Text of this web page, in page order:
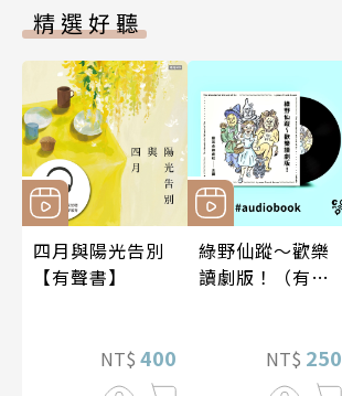
精選好聽
四月與陽光告別
【有聲書】
NT$ 400
綠野仙蹤～歡樂
讀劇版！（有聲
NT$ 250